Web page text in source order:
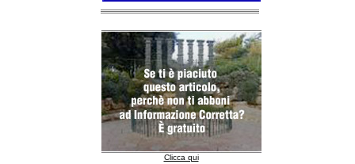
Clicca qui